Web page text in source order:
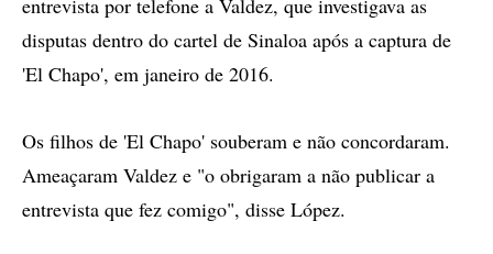
disputas dentro do cartel de Sinaloa após a captura de
'El Chapo', em janeiro de 2016.
Os filhos de 'El Chapo' souberam e não concordaram.
Ameaçaram Valdez e "o obrigaram a não publicar a
entrevista que fez comigo", disse López.